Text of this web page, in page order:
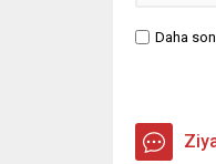
Daha